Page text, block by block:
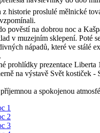
z historie proslulé mělnické
pověstí na dobrou noc a
v muzejním sklepení. Poté
nápadů, které ve stálé
prohlídky prezentace Liberta
na výstavě Svět kostiček -
a spokojenou